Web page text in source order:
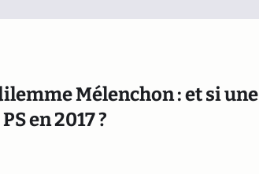
Mélenchon : et si une
en 2017 ?